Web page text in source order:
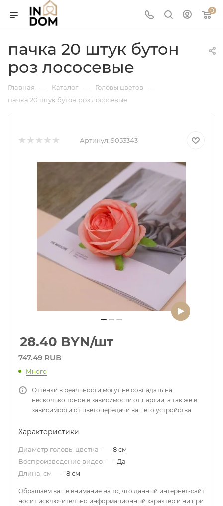
0
пачка 20 штук бутон
роз лососевые
Главная — Каталог — Головы цветов —
пачка 20 штук бутон роз лососевые
Артикул: 9053343
28.40 BYN/шт
747.49 RUB
Много
Оттенки в реальности могут не совпадать на
несколько тонов в зависимости от партии, а так же в
зависимости от цветопередачи вашего устройства
Характеристики
Диаметр головы цветка — 8 см
Воспроизведение видео — Да
Длина, см — 8 см
Обращаем ваше внимание на то, что данный интернет-сайт
носит исключительно информационный характер и ни при